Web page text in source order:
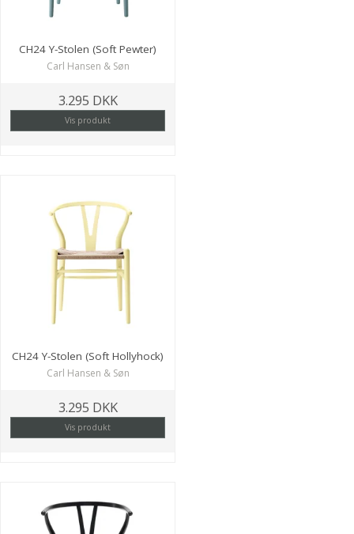
CH24 Y-Stolen (Soft Pewter)
Carl Hansen & Søn
3.295 DKK
Vis produkt
CH24 Y-Stolen (Soft Hollyhock)
Carl Hansen & Søn
3.295 DKK
Vis produkt